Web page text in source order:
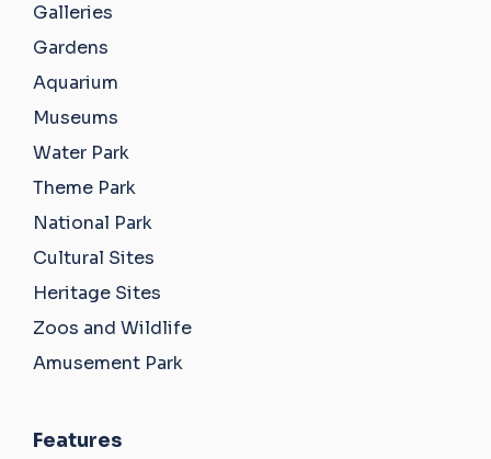
Galleries
Gardens
Aquarium
Museums
Water Park
Theme Park
National Park
Cultural Sites
Heritage Sites
Zoos and Wildlife
Amusement Park
Features